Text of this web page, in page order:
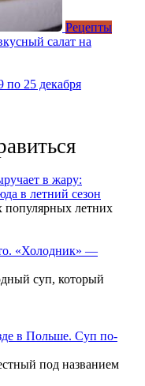
Рецепты
салат на
по 25 декабря
в жару:
в летний сезон
летних
«Холодник» —
суп, который
в Польше. Суп по-
под названием